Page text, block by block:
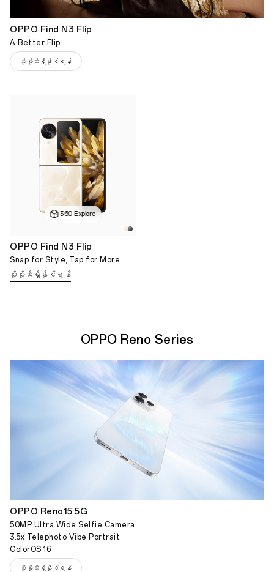
OPPO Find N3 Flip
A Better Flip
ပိုမိုသိရှိနိုင်ရန်
360 Explore
OPPO Find N3 Flip
Snap for Style, Tap for More
ပိုမိုသိရှိနိုင်ရန်
OPPO Reno Series
OPPO Reno15 5G
50MP Ultra Wide Selfie Camera
3.5x Telephoto Vibe Portrait
ColorOS 16
ပိုမိုသိရှိနိုင်ရန်